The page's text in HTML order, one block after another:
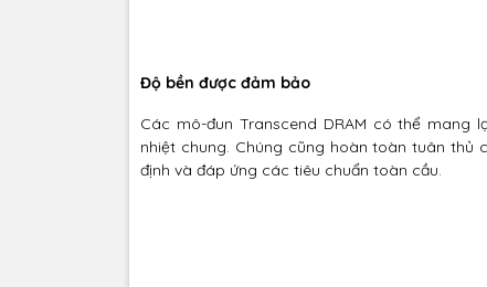
Độ bền được đảm bảo
Các mô-đun Transcend DRAM có thể mang
nhiệt chung. Chúng cũng hoàn toàn tuân thủ
định và đáp ứng các tiêu chuẩn toàn cầu.